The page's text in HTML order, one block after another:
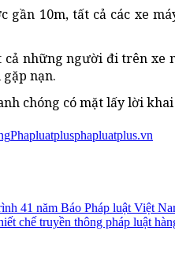
10m, tất cả các xe
những người đi trên xe
nạn.
chóng có mặt lấy lời
Phapluatplusphapluatplus.vn
41 năm Báo Pháp luật Việt
chế truyền thông pháp luật